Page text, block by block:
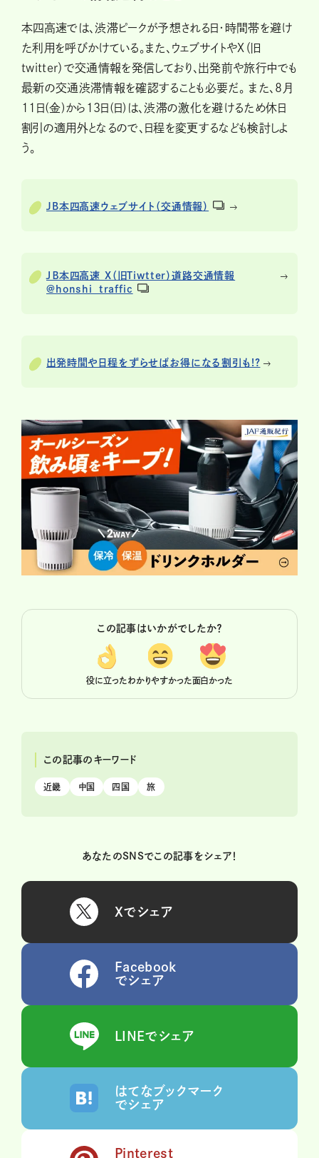
本四高速では、渋滞ピークが予想される日・時間帯を避け
た利用を呼びかけている。また、ウェブサイトやX（旧
twitter）で交通情報を発信しており、出発前や旅行中でも
最新の交通渋滞情報を確認することも必要だ。 また、8月
11日(金)から13日(日)は、渋滞の激化を避けるため休日
割引の適用外となるので、日程を変更するなども検討しよ
う。
JB本四高速ウェブサイト（交通情報）
ＪＢ本四高速 X（旧Tiwtter）道路交通情報
@honshi_traffic
出発時間や日程をずらせばお得になる割引も!?
この記事はいかがでしたか？
役に立ったわかりやすかった面白かった
この記事のキーワード
近畿 中国 四国 旅
あなたのSNSでこの記事をシェア！
Xでシェア
Facebook
でシェア
LINEでシェア
はてなブックマーク
でシェア
Pinterest